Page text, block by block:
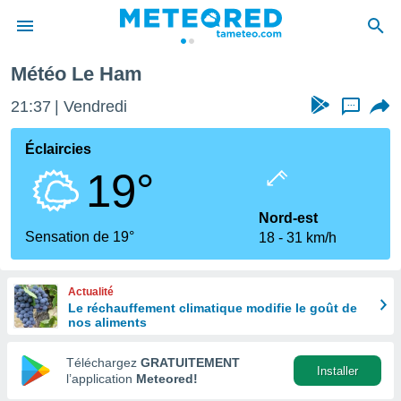
de
en
Météo Le Ham
21:37 Vendredi ...
Éclaircies
19°
Sensation de 19°
Nord-est
18
31 km/h
Actualité
Le réchauffement climatique modifie le goût de
nos aliments
Téléchargez GRATUITEMENT
l’application Meteored!
Installer